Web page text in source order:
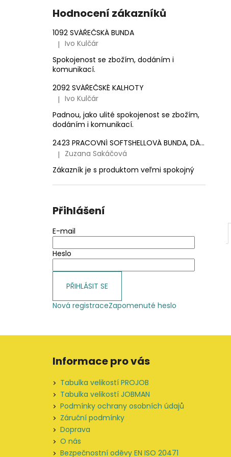
Hodnocení zákazníků
1092 SVÁŘEČSKÁ BUNDA
Hodnocení produktu je 5 z 5 hvězdiček.
| Ivo Kulčár
Spokojenost se zbožím, dodáním i
komunikací.
2092 SVÁŘEČSKÉ KALHOTY
Hodnocení produktu je 5 z 5 hvězdiček.
| Ivo Kulčár
Padnou, jako ulité spokojenost se zbožím,
dodáním i komunikací.
2423 PRACOVNÍ SOFTSHELLOVÁ BUNDA, DÁMSKÁ
Hodnocení produktu je 5 z 5 hvězdiček.
| Zuzana Sakáčová
Zákazník je s produktom veľmi spokojný
Přihlášení
E-mail
Heslo
PŘIHLÁSIT SE
Nová registraceZapomenuté heslo
Informace pro vás
Tabulka velikostí PROJOB
Tabulka velikostí JOBMAN
Podmínky ochrany osobních údajů
Záruční podmínky
Doprava
O nás
Bezpečnostní oděvy EN ISO 20471